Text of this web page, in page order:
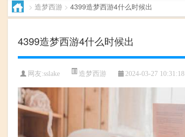
> 造梦西游 > 4399造梦西游4什么时候出
4399造梦西游4什么时候出
网友:sslake 造梦西游 2024-03-27 10:31:18